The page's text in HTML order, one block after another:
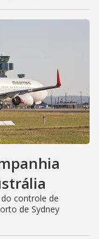
controle de
de Sydney